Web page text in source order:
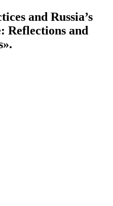
and Russia’s
Reflections and